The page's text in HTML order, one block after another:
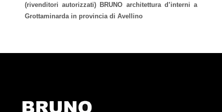
(rivenditori autorizzati) BRUNO architettura d’interni a
Grottaminarda in provincia di Avellino